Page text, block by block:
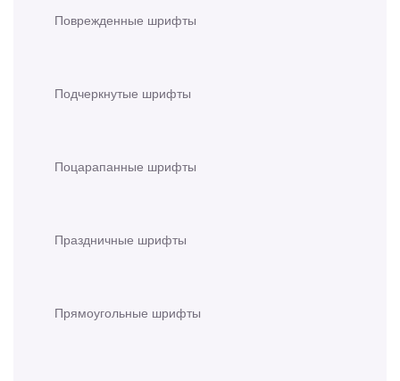
Поврежденные шрифты
Подчеркнутые шрифты
Поцарапанные шрифты
Праздничные шрифты
Прямоугольные шрифты